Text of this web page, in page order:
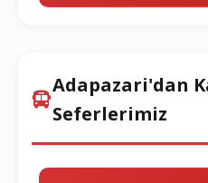
Adapazari'dan
Seferlerimiz